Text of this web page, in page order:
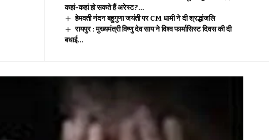
कहां-कहां हो सकते हैं अरेस्ट?…
हेमवती नंदन बहुगुणा जयंती पर CM धामी ने दी श्रद्धांजलि
रायपुर : मुख्यमंत्री विष्णु देव साय ने विश्व फार्मासिस्ट दिवस की दी
बधाई…